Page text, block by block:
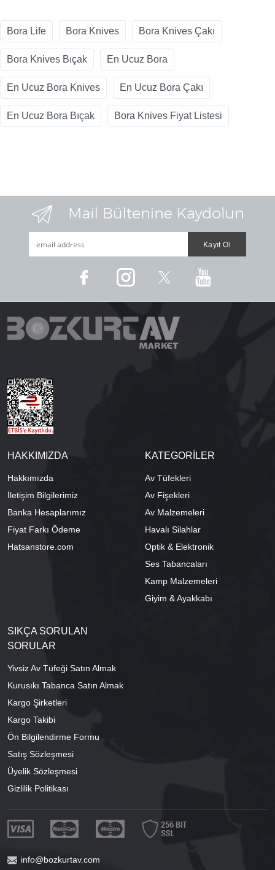
Bora Life Bora Knives Bora Knives Çakı
Bora Knives Bıçak En Ucuz Bora
En Ucuz Bora Knives En Ucuz Bora Çakı
En Ucuz Bora Bıçak Bora Knives Fiyat Listesi
HAKKIMIZDA
Hakkımızda
İletişim Bilgilerimiz
Banka Hesaplarımız
Fiyat Farkı Ödeme
Hatsanstore.com
KATEGORİLER
Av Tüfekleri
Av Fişekleri
Av Malzemeleri
Havalı Silahlar
Optik & Elektronik
Ses Tabancaları
Kamp Malzemeleri
Giyim & Ayakkabı
SIKÇA SORULAN
SORULAR
Yivsiz Av Tüfeği Satın Almak
Kurusıkı Tabanca Satın Almak
Kargo Şirketleri
Kargo Takibi
Ön Bilgilendirme Formu
Satış Sözleşmesi
Üyelik Sözleşmesi
Gizlilik Politikası
info@bozkurtav.com